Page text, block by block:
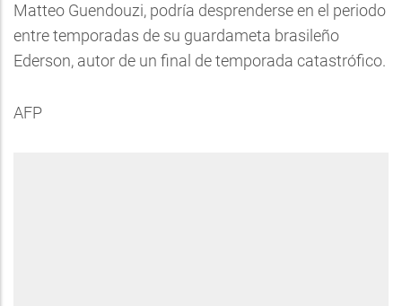
Matteo Guendouzi, podría desprenderse en el periodo
entre temporadas de su guardameta brasileño
Ederson, autor de un final de temporada catastrófico.
AFP